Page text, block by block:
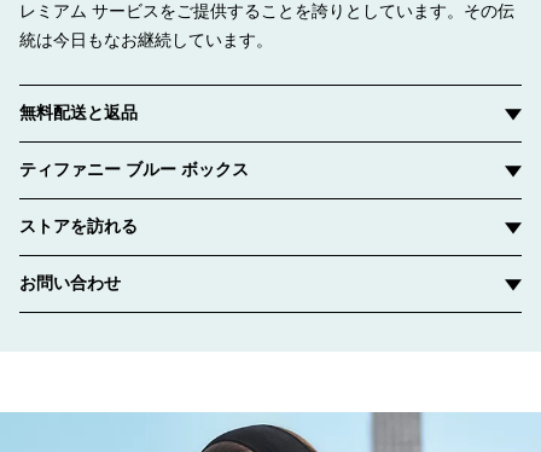
レミアム サービスをご提供することを誇りとしています。その伝
統は今日もなお継続しています。
無料配送と返品
ティファニー ブルー ボックス
ストアを訪れる
お問い合わせ